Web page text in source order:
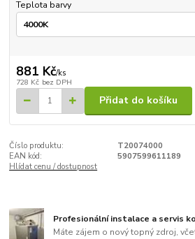
Teplota barvy
881 Kč/ks
728 Kč bez DPH
Přidat do košíku
Číslo produktu:
T20074000
EAN kód:
5907599611189
Hlídat cenu / dostupnost
Profesionální instalace a servis
Máte zájem o nový topný zdroj,